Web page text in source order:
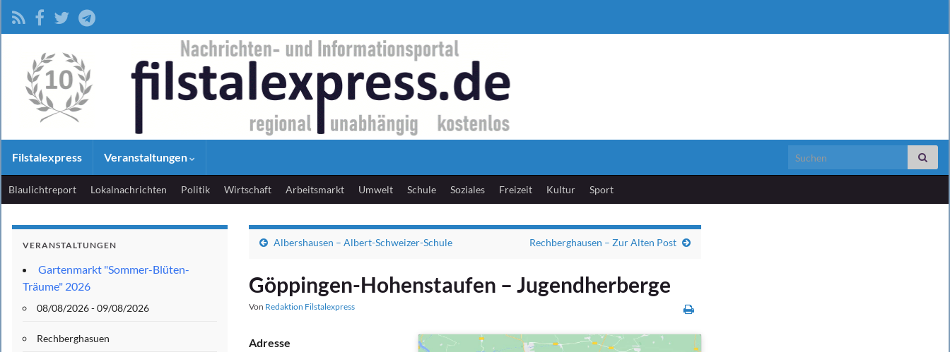
Filstalexpress Veranstaltungen Search for:
Blaulichtreport Lokalnachrichten Politik Wirtschaft Arbeitsmarkt Umwelt Schule Soziales Freizeit Kultur Sport
Albershausen – Albert-Schweizer-Schule Rechberghausen – Zur Alten Post
Göppingen-Hohenstaufen – Jugendherberge
Von Redaktion Filstalexpress
Adresse
VERANSTALTUNGEN
Gartenmarkt "Sommer-Blüten-
Träume" 2026
08/08/2026 - 09/08/2026
Rechberghasuen